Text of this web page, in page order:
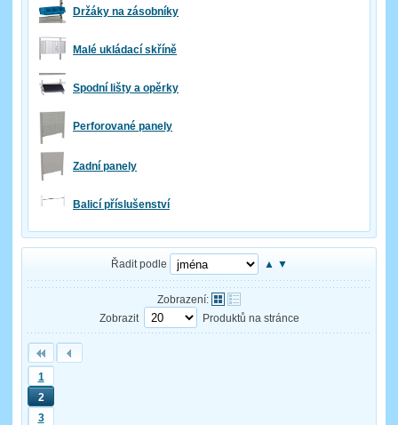
Držáky na zásobníky
Malé ukládací skříně
Spodní lišty a opěrky
Perforované panely
Zadní panely
Balicí příslušenství
Řadit podle ▲ ▼
Zobrazení:
Zobrazit
Produktů na stránce
1
2
3